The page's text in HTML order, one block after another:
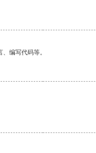
编写代码等。